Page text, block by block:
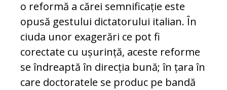
o reformă a cărei semnificație este
opusă gestului dic­ta­to­rului italian. În
ciuda unor exagerări ce pot fi
corectate cu ușurință, aceste re­for­me
se îndreaptă în direcția bună; în țara în
care doctoratele se produc pe bandă